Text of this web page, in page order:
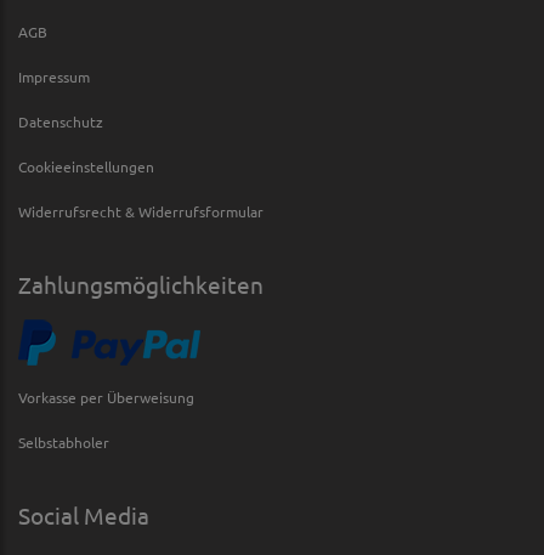
AGB
Impressum
Datenschutz
Cookieeinstellungen
Widerrufsrecht & Widerrufsformular
Zahlungsmöglichkeiten
Vorkasse per Überweisung
Selbstabholer
Social Media